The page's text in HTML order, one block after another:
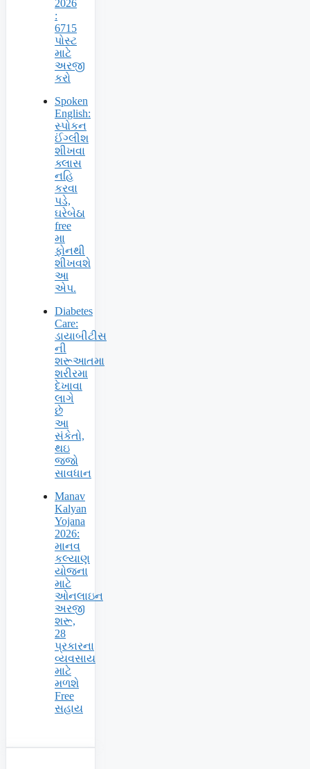
2026
:
6715
પોસ્ટ
માટે
અરજી
કરો
Spoken
English:
સ્પોકન
ઈંગ્લીશ
શીખવા
ક્લાસ
નહિ
કરવા
પડે,
ઘરેબેઠા
free
મા
ફોનથી
શીખવશે
આ
એપ.
Diabetes
Care:
ડાયાબીટીસ
ની
શરૂઆતમા
શરીરમા
દેખાવા
લાગે
છે
આ
સંકેતો,
થઇ
જજો
સાવધાન
Manav
Kalyan
Yojana
2026:
માનવ
કલ્યાણ
યોજના
માટે
ઓનલાઇન
અરજી
શરૂ,
28
પ્રકારના
વ્યવસાય
માટે
મળશે
Free
સહાય